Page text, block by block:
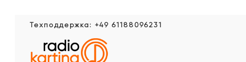
Техподдержка: +49 61188096231